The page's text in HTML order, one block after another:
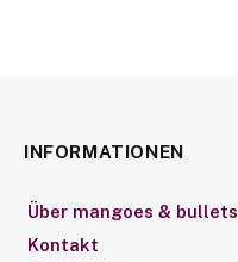
INFORMATIONEN
Über mangoes & bullets
Kontakt